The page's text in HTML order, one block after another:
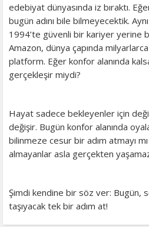
edebiyat dünyasında iz bıraktı.
bugün adını bile bilmeyecektik.
1994’te güvenli bir kariyer yerine
Amazon, dünya çapında milyarlarca
platform. Eğer konfor alanında
gerçekleşir miydi?
Hayat sadece bekleyenler için
değişir. Bugün konfor alanında
bilinmeze cesur bir adım atmayı
almayanlar asla gerçekten
Şimdi kendine bir söz ver: Bugün,
taşıyacak tek bir adım at!